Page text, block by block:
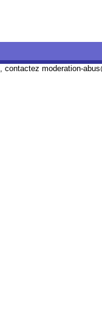
contactez moderation-